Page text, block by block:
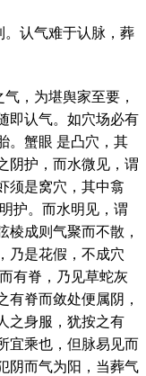
认气难于认脉，葬
，为堪舆家至要，
即认气。如穴场必有
。蟹眼 是凸穴，其
阴护，而水微见，谓
须是窝穴，其中翕
护。而水明见，谓
棱成则气聚而不散，
乃是花假，不成穴
有脊，乃见草蛇灰
有脊而敛处便属阴，
之身服，犹按之有
宜乘也，但脉易见而
阴而气为阳，当葬气